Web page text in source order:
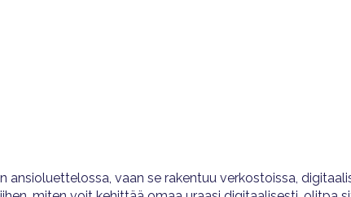
ansioluettelossa, vaan se rakentuu verkostoissa,